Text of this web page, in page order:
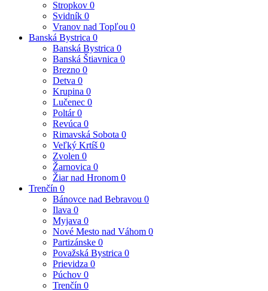
Stropkov 0
Svidník 0
Vranov nad Topľou 0
Banská Bystrica 0
Banská Bystrica 0
Banská Štiavnica 0
Brezno 0
Detva 0
Krupina 0
Lučenec 0
Poltár0
Revúca 0
Rimavská Sobota 0
Veľký Krtíš 0
Zvolen 0
Žarnovica 0
Žiar nad Hronom 0
Trenčín 0
Bánovce nad Bebravou 0
Ilava 0
Myjava 0
Nové Mesto nad Váhom 0
Partizánske 0
Považská Bystrica 0
Prievidza 0
Púchov 0
Trenčín 0